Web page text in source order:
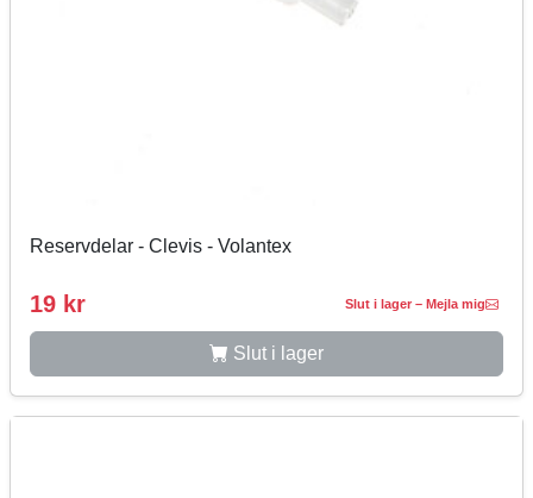
Reservdelar - Clevis - Volantex
19 kr Slut i lager – Mejla mig
Slut i lager